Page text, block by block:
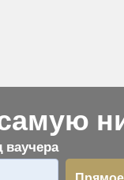
ваучера